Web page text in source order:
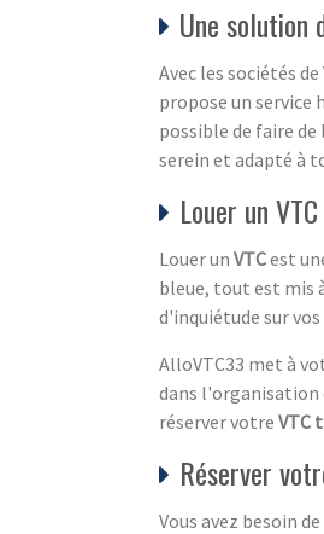
Une
Avec les sociétés
propose un service
possible de faire
serein et adapté à
Louer un
Louer un VTCest
bleue, tout est mis
d'inquiétude sur
AlloVTC33 met à
dans l'organisation
réserver votre VTC
Réserver
Vous avez besoin